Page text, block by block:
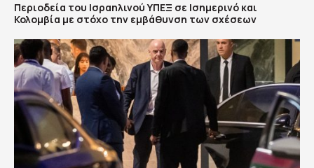
Περιοδεία του Ισραηλινού ΥΠΕΞ σε Ισημερινό και
Κολομβία με στόχο την εμβάθυνση των σχέσεων